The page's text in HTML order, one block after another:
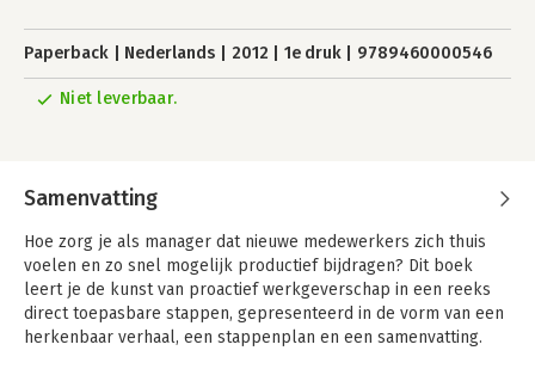
Paperback Nederlands 2012 1e druk 9789460000546
Niet leverbaar.
Samenvatting
Hoe zorg je als manager dat nieuwe medewerkers zich thuis
voelen en zo snel mogelijk productief bijdragen? Dit boek
leert je de kunst van proactief werkgeverschap in een reeks
direct toepasbare stappen, gepresenteerd in de vorm van een
herkenbaar verhaal, een stappenplan en een samenvatting.